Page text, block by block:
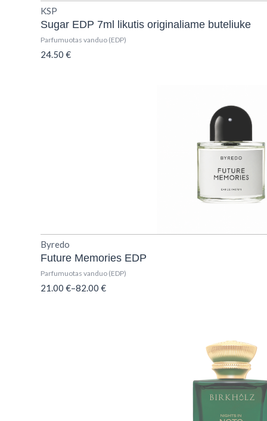
KSP
Sugar EDP 7ml likutis originaliame buteliuke
Parfumuotas vanduo (EDP)
24.50 €
Byredo
Future Memories EDP
Parfumuotas vanduo (EDP)
21.00 €–82.00 €